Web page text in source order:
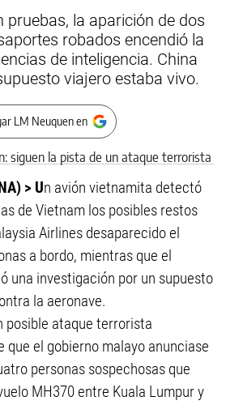
pruebas, la aparición de dos
robados encendió la
de inteligencia. China
viajero estaba vivo.
LM Neuquen en
> Un avión vietnamita detectó
de Vietnam los posibles restos
Airlines desaparecido el
a bordo, mientras que el
una investigación por un supuesto
la aeronave.
posible ataque terrorista
que el gobierno malayo anunciase
personas sospechosas que
MH370 entre Kuala Lumpur y